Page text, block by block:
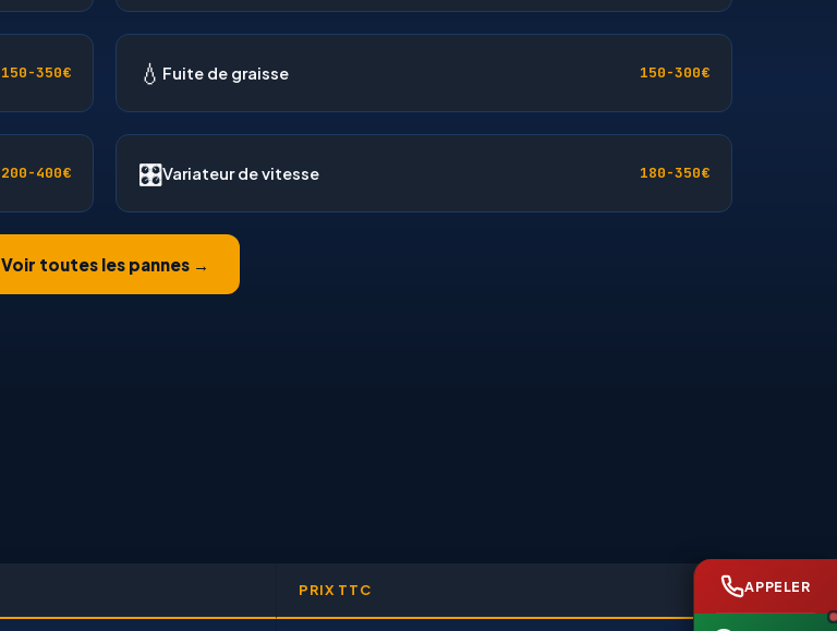
150-350€ 💧 Fuite de graisse 150-300€
200-400€ 🎛Variateur de vitesse 180-350€
Voir toutes les pannes →
PRIX TTC APPELER